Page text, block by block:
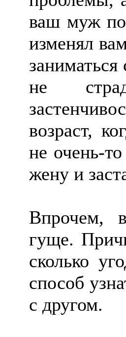
ваш муж
изменял
не
возраст,
не очень-
жену и
Впрочем,
гуще.
сколько
способ
с другом.